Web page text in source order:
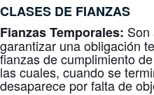
CLASES DE FIANZAS
Fianzas Temporales: Son
garantizar una obligación
fianzas de cumplimiento
las cuales, cuando se
desaparece por falta de